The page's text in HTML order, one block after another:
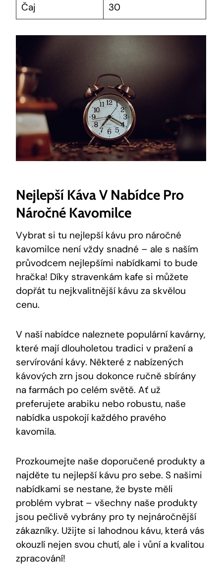
Čaj
30
Nejlepší Káva V Nabídce Pro
Náročné Kavomilce
Vybrat si tu nejlepší kávu pro náročné
kavomilce není vždy snadné – ale s naším
průvodcem nejlepšími nabídkami to bude
hračka! Díky stravenkám kafe si můžete
dopřát tu nejkvalitnější kávu za skvělou
cenu.
V naší nabídce naleznete populární kavárny,
které mají dlouholetou tradici v pražení a
servírování kávy. Některé z nabízených
kávových zrn jsou dokonce ručně sbírány
na farmách po celém světě. Ať už
preferujete arabiku nebo robustu, naše
nabídka uspokojí každého pravého
kavomila.
Prozkoumejte naše doporučené produkty a
najděte tu nejlepší kávu pro sebe. S našimi
nabídkami se nestane, že byste měli
problém vybrat – všechny naše produkty
jsou pečlivě vybrány pro ty nejnáročnější
zákazníky. Užijte si lahodnou kávu, která vás
okouzlí nejen svou chutí, ale i vůní a kvalitou
zpracování!